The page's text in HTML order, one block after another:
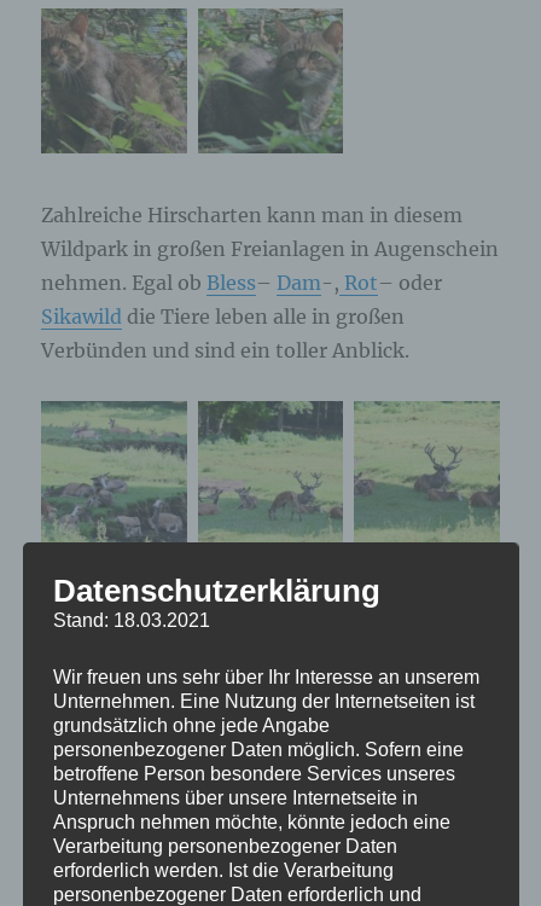
Zahlreiche Hirscharten kann man in diesem
Wildpark in großen Freianlagen in Augenschein
nehmen. Egal ob Bless– Dam-, Rot– oder
Sikawild die Tiere leben alle in großen
Verbünden und sind ein toller Anblick.
Datenschutzerklärung
Stand: 18.03.2021
Wir freuen uns sehr über Ihr Interesse an unserem
Unternehmen. Eine Nutzung der Internetseiten ist
grundsätzlich ohne jede Angabe
personenbezogener Daten möglich. Sofern eine
betroffene Person besondere Services unseres
Unternehmens über unsere Internetseite in
Anspruch nehmen möchte, könnte jedoch eine
Verarbeitung personenbezogener Daten
erforderlich werden. Ist die Verarbeitung
personenbezogener Daten erforderlich und